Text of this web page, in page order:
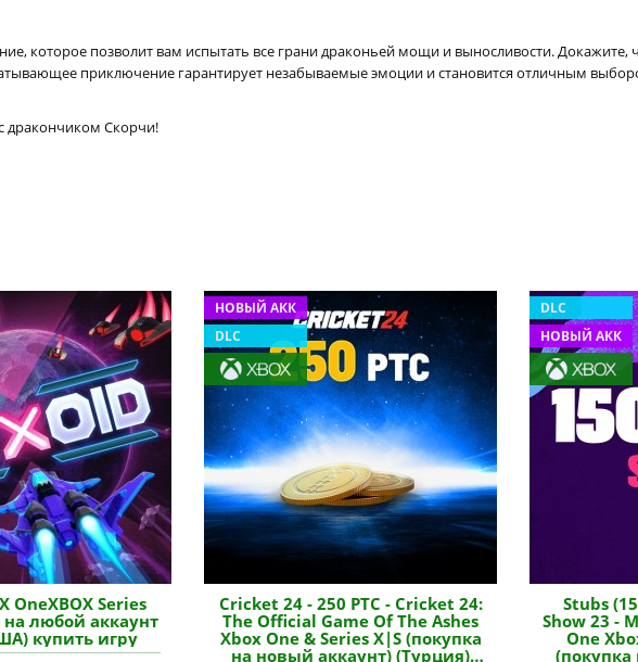
которое позволит вам испытать все грани драконьей мощи и выносливости.
приключение гарантирует незабываемые эмоции и становится отличным
дракончиком Скорчи!
OneXBOX Series
на любой аккаунт
купить игру
НОВЫЙ АКК
DLC
Cricket 24 - 250 PTC - Cricket 24:
The Official Game Of The Ashes
Xbox One & Series X|S (покупка
на новый аккаунт) (Турция)
DLC
НОВЫЙ АКК
Stubs
Show 23 -
One
(покупка